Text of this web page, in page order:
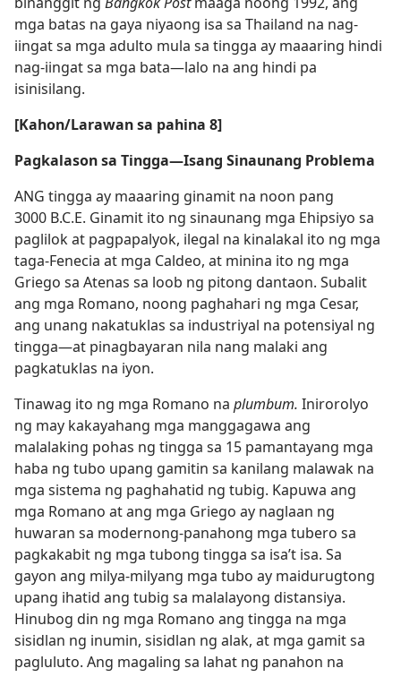
mga batas na gaya niyaong isa sa Thailand na nag-
iingat sa mga adulto mula sa tingga ay maaaring hindi
nag-iingat sa mga bata​—lalo na ang hindi pa
isinisilang.
[Kahon/Larawan sa pahina 8]
Pagkalason sa Tingga​—Isang Sinaunang Problema
ANG tingga ay maaaring ginamit na noon pang
3000 B.C.E. Ginamit ito ng sinaunang mga Ehipsiyo sa
paglilok at pagpapalyok, ilegal na kinalakal ito ng mga
taga-Fenecia at mga Caldeo, at minina ito ng mga
Griego sa Atenas sa loob ng pitong dantaon. Subalit
ang mga Romano, noong paghahari ng mga Cesar,
ang unang nakatuklas sa industriyal na potensiyal ng
tingga​—at pinagbayaran nila nang malaki ang
pagkatuklas na iyon.
Tinawag ito ng mga Romano na plumbum. Inirorolyo
ng may kakayahang mga manggagawa ang
malalaking pohas ng tingga sa 15 pamantayang mga
haba ng tubo upang gamitin sa kanilang malawak na
mga sistema ng paghahatid ng tubig. Kapuwa ang
mga Romano at ang mga Griego ay naglaan ng
huwaran sa modernong-panahong mga tubero sa
pagkakabit ng mga tubong tingga sa isa’t isa. Sa
gayon ang milya-milyang mga tubo ay maidurugtong
upang ihatid ang tubig sa malalayong distansiya.
Hinubog din ng mga Romano ang tingga na mga
sisidlan ng inumin, sisidlan ng alak, at mga gamit sa
pagluluto. Ang magaling sa lahat ng panahon na